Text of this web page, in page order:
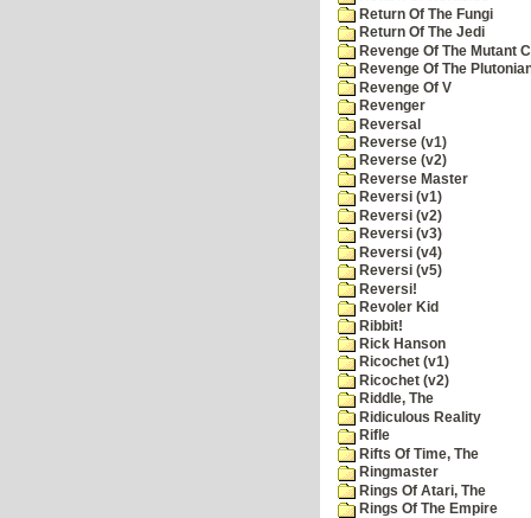
Return Of The Fungi
Return Of The Jedi
Revenge Of The Mutant
Revenge Of The
Revenge Of V
Revenger
Reversal
Reverse (v1)
Reverse (v2)
Reverse Master
Reversi (v1)
Reversi (v2)
Reversi (v3)
Reversi (v4)
Reversi (v5)
Reversi!
Revoler Kid
Ribbit!
Rick Hanson
Ricochet (v1)
Ricochet (v2)
Riddle, The
Ridiculous Reality
Rifle
Rifts Of Time, The
Ringmaster
Rings Of Atari, The
Rings Of The Empire